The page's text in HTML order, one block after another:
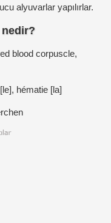
alyuvarlar yapılırlar.
nedir?
blood corpuscle,
hématie [la]